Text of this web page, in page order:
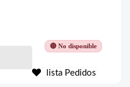
🔴 No disponible
lista Pedidos